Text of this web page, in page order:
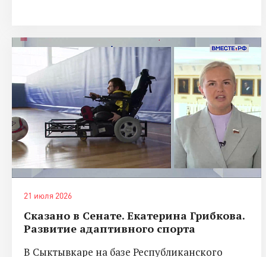
21 июля 2026
Сказано в Сенате. Екатерина Грибкова.
Развитие адаптивного спорта
В Сыктывкаре на базе Республиканского